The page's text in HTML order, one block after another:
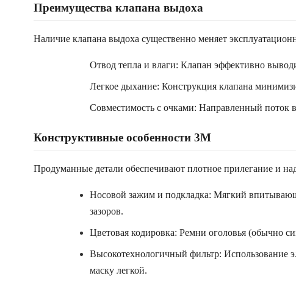
Преимущества клапана выдоха
Наличие клапана выдоха существенно меняет
Отвод тепла и влаги: Клапан эффективно
Легкое дыхание: Конструкция клапана
Совместимость с очками: Направленный поток
Конструктивные особенности 3M
Продуманные детали обеспечивают плотное прилегание и
Носовой зажим и подкладка: Мягкий
зазоров.
Цветовая кодировка: Ремни оголовья (обычно
Высокотехнологичный фильтр: Использование
маску легкой.